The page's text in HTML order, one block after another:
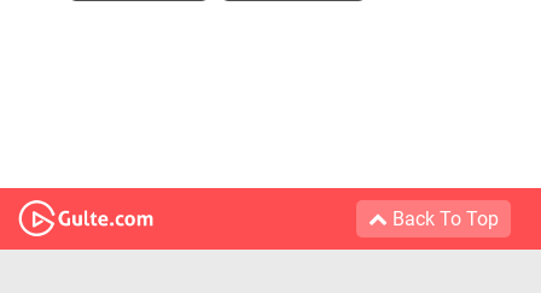
Back To Top